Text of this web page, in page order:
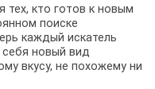
тех, кто готов к новым
поиске
каждый искатель
новый вид
вкусу, не похожему ни